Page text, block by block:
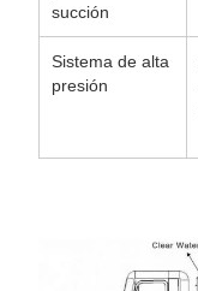
succión
Sistema de alta
presión